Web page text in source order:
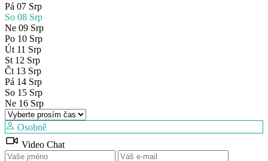
Pá 07 Srp
So 08 Srp
Ne 09 Srp
Po 10 Srp
Út 11 Srp
St 12 Srp
Čt 13 Srp
Pá 14 Srp
So 15 Srp
Ne 16 Srp
Osobně
Video Chat